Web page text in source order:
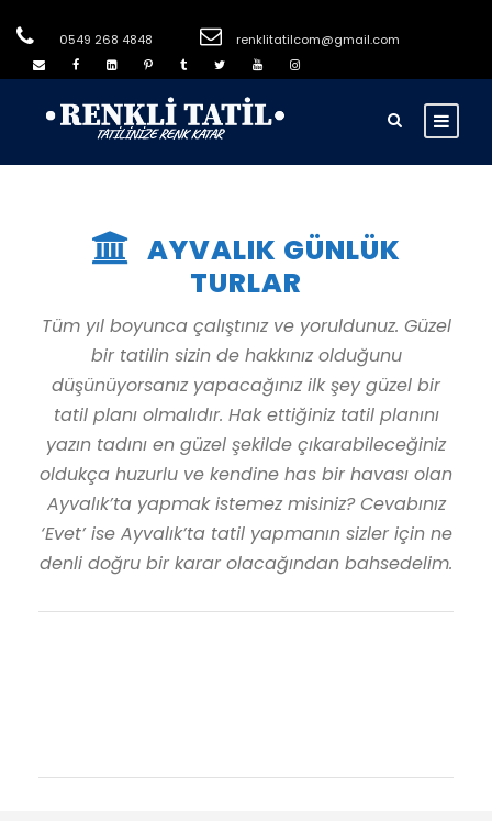
0549 268 4848 renklitatilcom@gmail.com
AYVALIK GÜNLÜK
TURLAR
Tüm yıl boyunca çalıştınız ve yoruldunuz. Güzel
bir tatilin sizin de hakkınız olduğunu
düşünüyorsanız yapacağınız ilk şey güzel bir
tatil planı olmalıdır. Hak ettiğiniz tatil planını
yazın tadını en güzel şekilde çıkarabileceğiniz
oldukça huzurlu ve kendine has bir havası olan
Ayvalık’ta yapmak istemez misiniz? Cevabınız
‘Evet’ ise Ayvalık’ta tatil yapmanın sizler için ne
denli doğru bir karar olacağından bahsedelim.